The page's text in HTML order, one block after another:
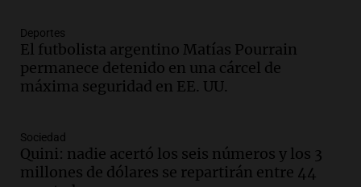
Audio.
recuerdo del paso de Juan Pablo II: "Te
traspasaba con la mirada"
Amamos los Domingos
Audio.
un imperdible cordobés para los
amantes de la astronomía
Deportes
El futbolista argentino Matías Pourrain
permanece detenido en una cárcel de
máxima seguridad en EE. UU.
Sociedad
Quini: nadie acertó los seis números y los 3
millones de dólares se repartirán entre 44